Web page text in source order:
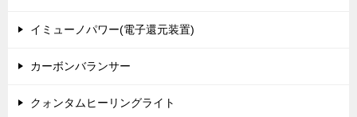
イミューノパワー(電子還元装置)
カーボンバランサー
クォンタムヒーリングライト